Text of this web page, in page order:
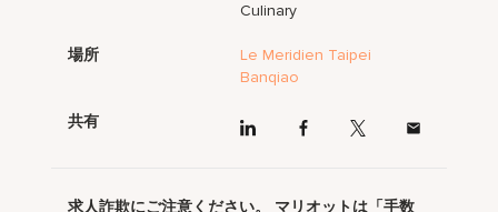
Culinary
場所
Le Meridien Taipei
Banqiao
共有
求人詐欺にご注意ください。 マリオットは「手数